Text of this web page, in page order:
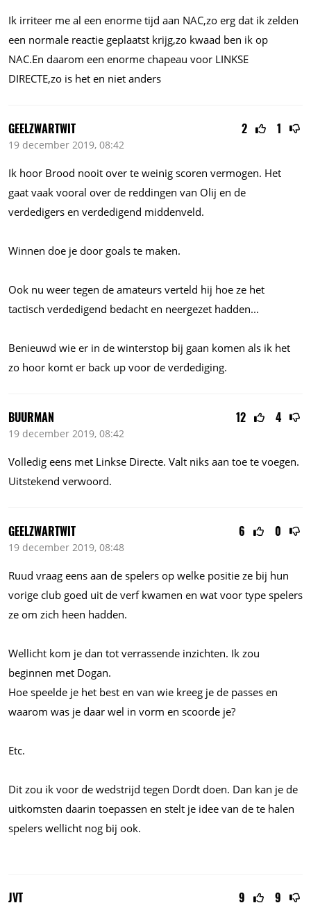
Ik irriteer me al een enorme tijd aan NAC,zo erg dat ik zelden
een normale reactie geplaatst krijg,zo kwaad ben ik op
NAC.En daarom een enorme chapeau voor LINKSE
DIRECTE,zo is het en niet anders
2 1
GEELZWARTWIT
19 december 2019, 08:42
Ik hoor Brood nooit over te weinig scoren vermogen. Het
gaat vaak vooral over de reddingen van Olij en de
verdedigers en verdedigend middenveld.
Winnen doe je door goals te maken.
Ook nu weer tegen de amateurs verteld hij hoe ze het
tactisch verdedigend bedacht en neergezet hadden...
Benieuwd wie er in de winterstop bij gaan komen als ik het
zo hoor komt er back up voor de verdediging.
12 4
BUURMAN
19 december 2019, 08:42
Volledig eens met Linkse Directe. Valt niks aan toe te voegen.
Uitstekend verwoord.
6 0
GEELZWARTWIT
19 december 2019, 08:48
Ruud vraag eens aan de spelers op welke positie ze bij hun
vorige club goed uit de verf kwamen en wat voor type spelers
ze om zich heen hadden.
Wellicht kom je dan tot verrassende inzichten. Ik zou
beginnen met Dogan.
Hoe speelde je het best en van wie kreeg je de passes en
waarom was je daar wel in vorm en scoorde je?
Etc.
Dit zou ik voor de wedstrijd tegen Dordt doen. Dan kan je de
uitkomsten daarin toepassen en stelt je idee van de te halen
spelers wellicht nog bij ook.
9 9
JVT